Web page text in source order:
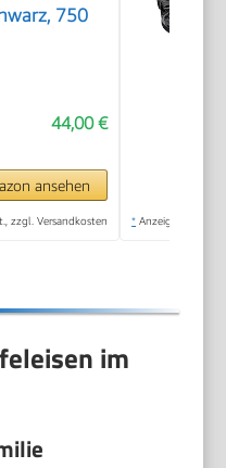
750
44,00 €
ansehen
zzgl. Versandkosten * Anzeige
im